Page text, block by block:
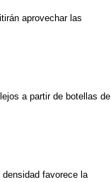
aprovechar las
a partir de botellas de
favorece la